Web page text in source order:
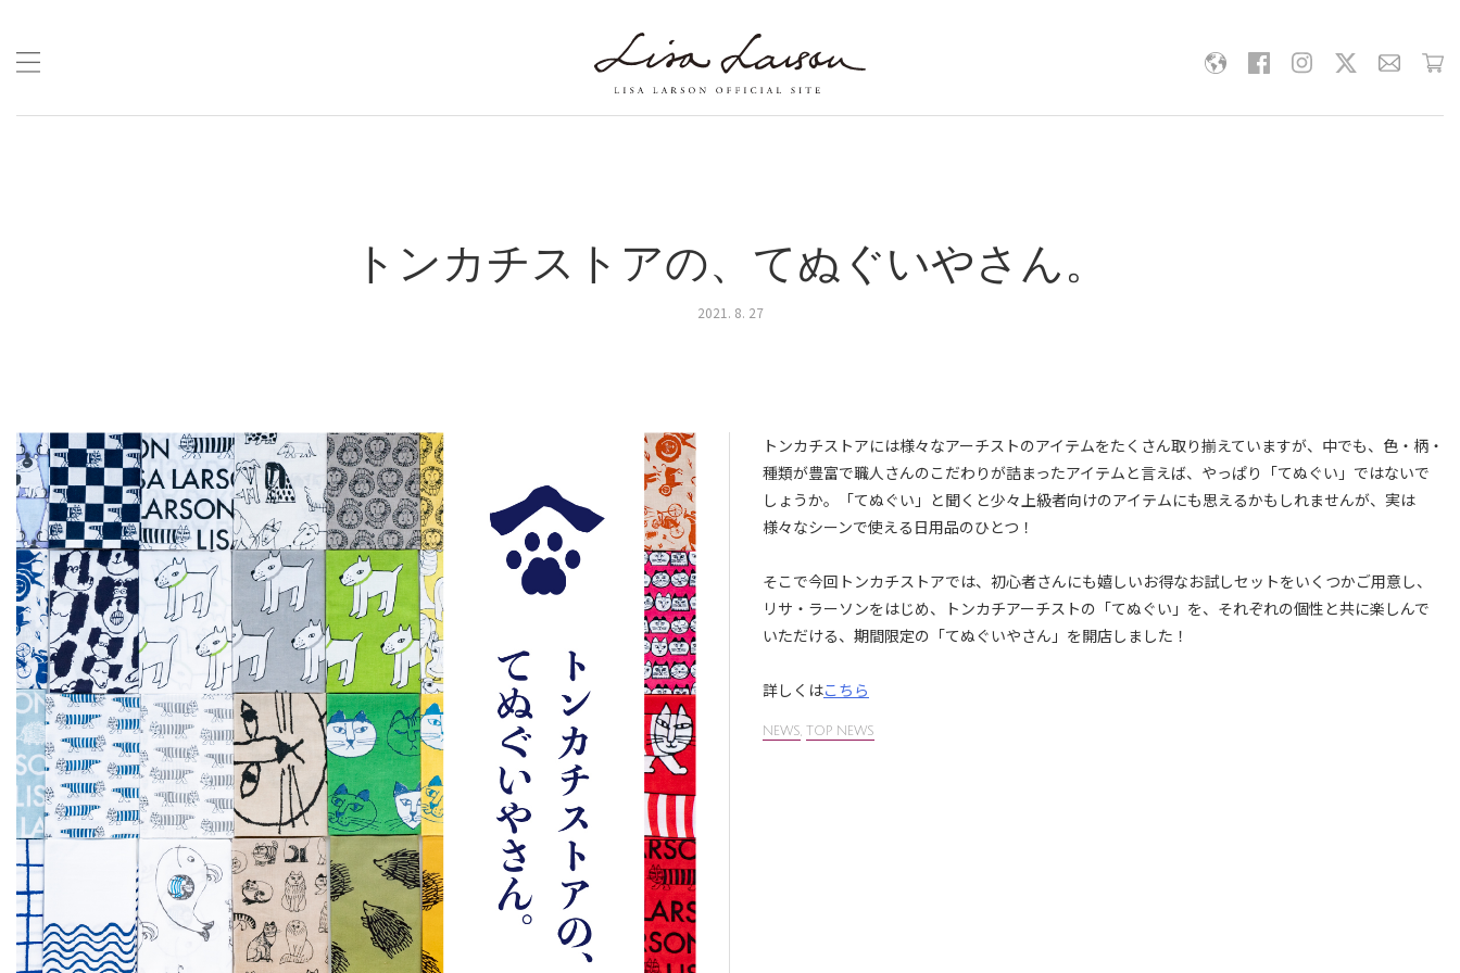
content
トンカチストアの、てぬぐいやさん。
2021. 8. 27
トンカチストアには様々なアーチストのアイテムをたくさん取り揃えていますが、中でも、色・柄・
種類が豊富で職人さんのこだわりが詰まったアイテムと言えば、やっぱり「てぬぐい」ではないで
しょうか。「てぬぐい」と聞くと少々上級者向けのアイテムにも思えるかもしれませんが、実は
様々なシーンで使える日用品のひとつ！
そこで今回トンカチストアでは、初心者さんにも嬉しいお得なお試しセットをいくつかご用意し、
リサ・ラーソンをはじめ、トンカチアーチストの「てぬぐい」を、それぞれの個性と共に楽しんで
いただける、期間限定の「てぬぐいやさん」を開店しました！
詳しくはこちら
NEWS, TOP NEWS